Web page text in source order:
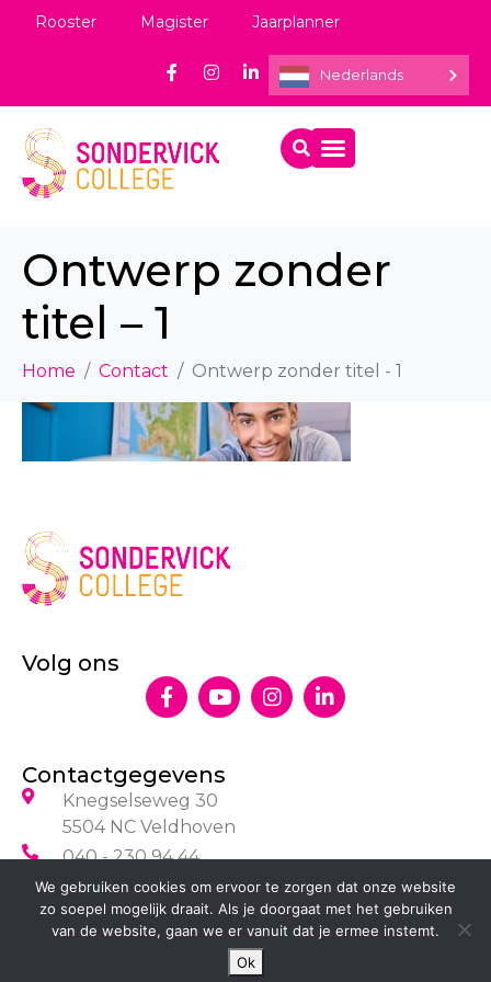
Rooster Magister Jaarplanner
Nederlands
Ontwerp zonder
titel – 1
Home Contact Ontwerp zonder titel - 1
Volg ons
Contactgegevens
Knegselseweg 30
5504 NC Veldhoven
040 - 230 94 44
info@sondervick.nl
© 2026 ALL RIGHTS RESERVED​
We gebruiken cookies om ervoor te zorgen dat onze website
zo soepel mogelijk draait. Als je doorgaat met het gebruiken
van de website, gaan we er vanuit dat je ermee instemt.
Ok